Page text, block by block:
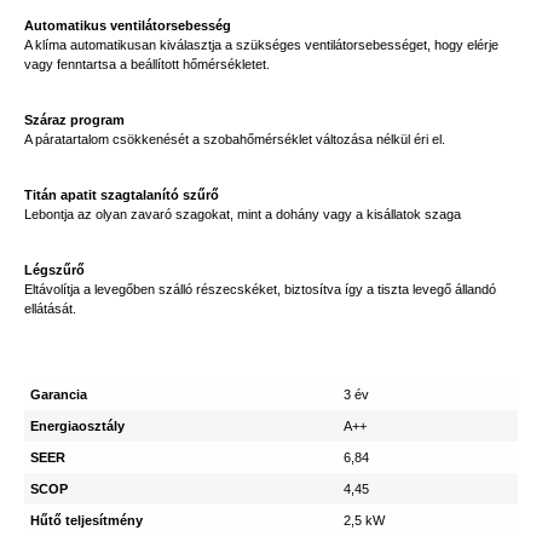
Automatikus ventilátorsebesség
A klíma automatikusan kiválasztja a szükséges ventilátorsebességet, hogy elérje
vagy fenntartsa a beállított hőmérsékletet.
Száraz program
A páratartalom csökkenését a szobahőmérséklet változása nélkül éri el.
Titán apatit szagtalanító szűrő
Lebontja az olyan zavaró szagokat, mint a dohány vagy a kisállatok szaga
Légszűrő
Eltávolítja a levegőben szálló részecskéket, biztosítva így a tiszta levegő állandó
ellátását.
Garancia 3 év
Energiaosztály A++
SEER 6,84
SCOP 4,45
Hűtő teljesítmény 2,5 kW